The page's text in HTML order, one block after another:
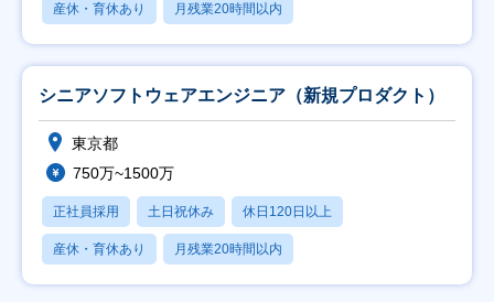
産休・育休あり 月残業20時間以内
シニアソフトウェアエンジニア（新規プロダクト）
東京都
750万~1500万
正社員採用 土日祝休み 休日120日以上
産休・育休あり 月残業20時間以内